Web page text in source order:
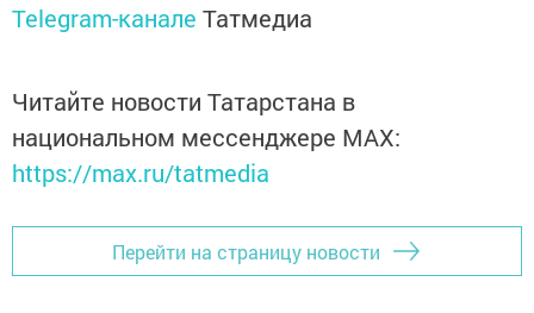
Telegram-канале Татмедиа
Читайте новости Татарстана в
национальном мессенджере MАХ:
https://max.ru/tatmedia
Перейти на страницу новости